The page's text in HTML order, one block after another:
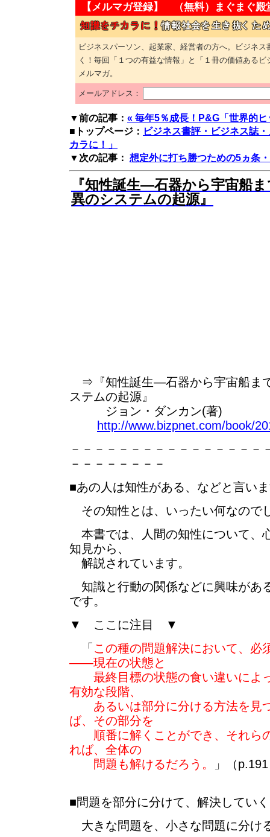
【メルマガ登録】 （無料） まぐまぐ殿
ビジネスパーソン、起業家、経営者の方へ。ビジネ
く！毎回「１つの有益な情報」と「１冊の価値ある
メルマガ。
メールアドレス：
▼前の記事： « 毎年5％成長！P&G「世界的
■トップページ： ビジネス書評・ビジネス誌
カラに！」
▼次の記事： 想定外に打ち勝つための5ヵ条
『知性誕生―石器から宇宙船
異のシステムの起源』
⇒『知性誕生―石器から宇宙船ま
ステムの起源』
ジョン・ダンカン(著)
http://www.bizpnet.com/book/
－－－－－－－－－－－－－－－－
－－－－－－－－
■あの人は知性がある、などと言い
その知性とは、いったい何なので
本書では、人間の知性について、
知見から、
解説されています。
知識と行動の関係などに興味があ
です。
▼ ここに注目 ▼
「 この種の問題解決において、必
――現在の状態と
最終目標の状態の食い違いによ
有効な段階、
あるいは部分に分ける方法を見
ば、その部分を
順番に解くことができ、それら
れば、全体の
問題も解けるだろう。
」（
■問題を部分に分けて、解決していく
大きな問題を、小さな問題に分け